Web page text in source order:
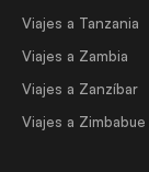
Viajes a Tanzania
Viajes a Zambia
Viajes a Zanzíbar
Viajes a Zimbabue